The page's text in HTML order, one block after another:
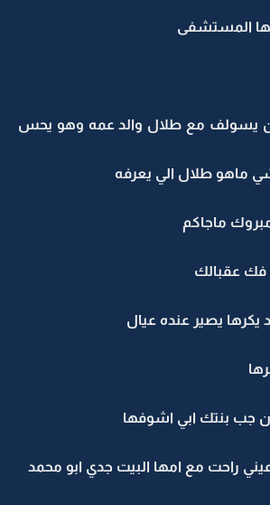
المستشفى
يسولف مع طلال والد عمه وهو يحس
ماهو طلال الي يعرفه
ماجاكم
فك عقبالك
يصير عنده عيال
جب بنتك ابي اشوفها
راحت مع امها البيت جدي ابو محمد